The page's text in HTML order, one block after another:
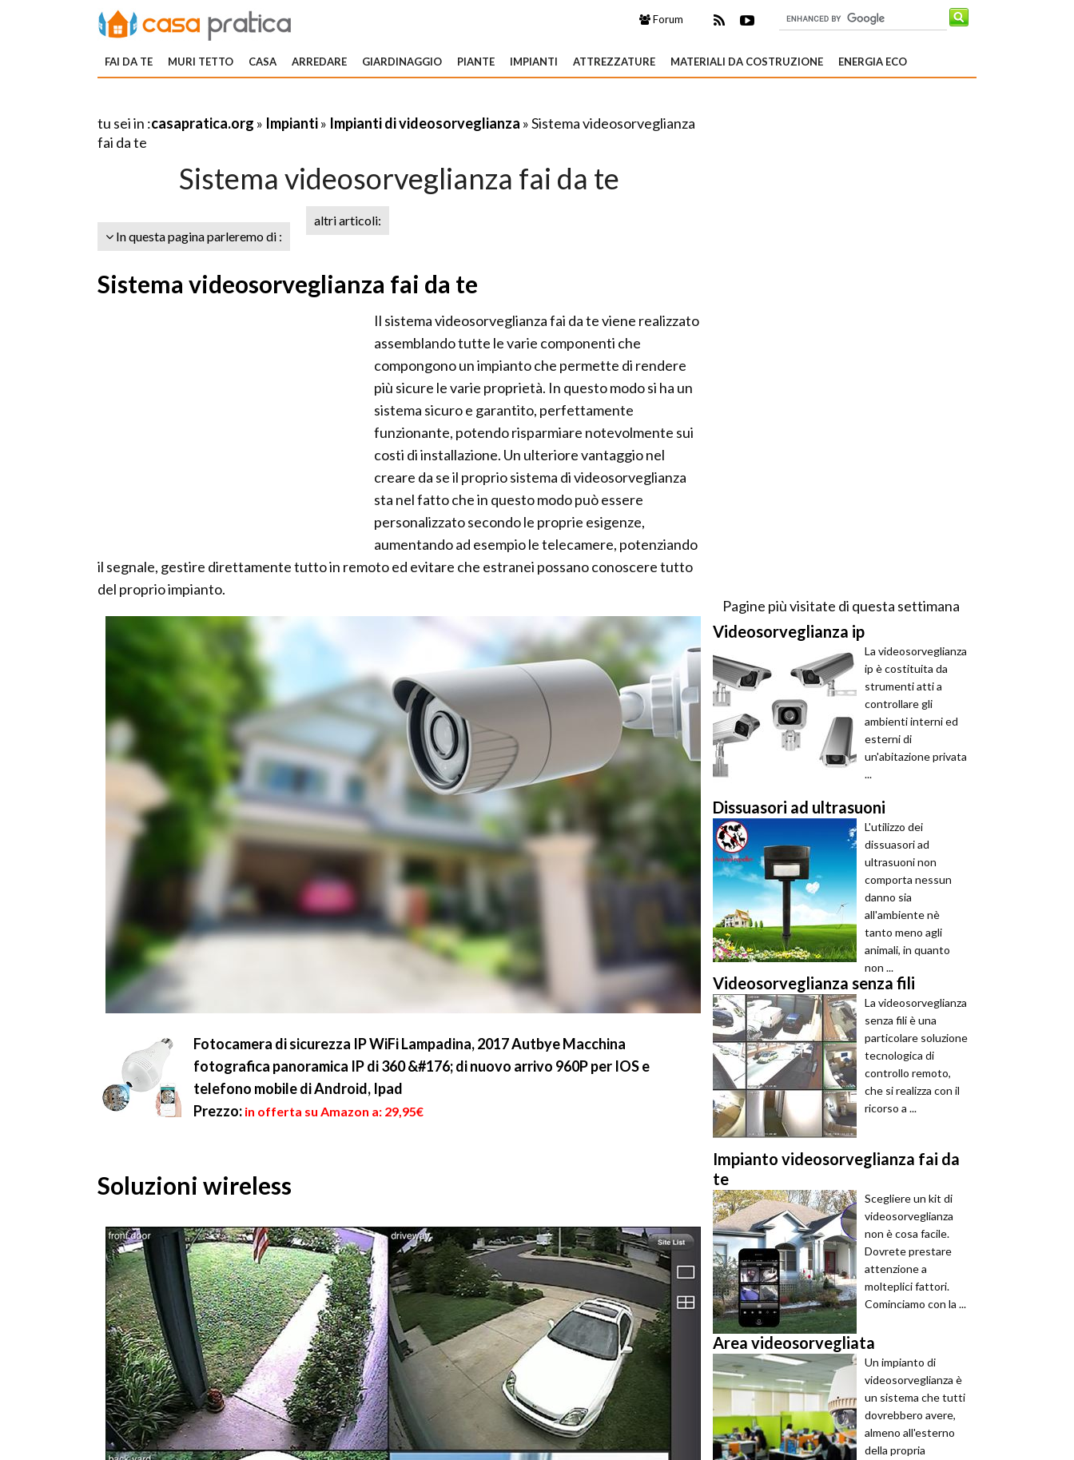
Forum
FAI DA TE MURI TETTO CASA ARREDARE GIARDINAGGIO PIANTE IMPIANTI ATTREZZATURE MATERIALI DA COSTRUZIONE ENERGIA ECO
tu sei in :casapratica.org » Impianti» Impianti di videosorveglianza » Sistema videosorveglianza
fai da te
Sistema videosorveglianza fai da te
In questa pagina parleremo di :
altri articoli:
Sistema videosorveglianza fai da te
Il sistema videosorveglianza fai da te viene realizzato
assemblando tutte le varie componenti che
compongono un impianto che permette di rendere
più sicure le varie proprietà. In questo modo si ha un
sistema sicuro e garantito, perfettamente
funzionante, potendo risparmiare notevolmente sui
costi di installazione. Un ulteriore vantaggio nel
creare da se il proprio sistema di videosorveglianza
sta nel fatto che in questo modo può essere
personalizzato secondo le proprie esigenze,
aumentando ad esempio le telecamere, potenziando
il segnale, gestire direttamente tutto in remoto ed evitare che estranei possano conoscere tutto
del proprio impianto.
Fotocamera di sicurezza IP WiFi Lampadina, 2017 Autbye Macchina
fotografica panoramica IP di 360 &#176; di nuovo arrivo 960P per IOS e
telefono mobile di Android, Ipad
Prezzo: in offerta su Amazon a: 29,95€
Soluzioni wireless
Pagine più visitate di questa settimana
Videosorveglianza ip
La videosorveglianza
ip è costituita da
strumenti atti a
controllare gli
ambienti interni ed
esterni di
un'abitazione privata
...
Dissuasori ad ultrasuoni
L'utilizzo dei
dissuasori ad
ultrasuoni non
comporta nessun
danno sia
all'ambiente nè
tanto meno agli
animali, in quanto
non ...
Videosorveglianza senza fili
La videosorveglianza
senza fili è una
particolare soluzione
tecnologica di
controllo remoto,
che si realizza con il
ricorso a ...
Impianto videosorveglianza fai da
te
Scegliere un kit di
videosorveglianza
non è cosa facile.
Dovrete prestare
attenzione a
molteplici fattori.
Cominciamo con la ...
Area videosorvegliata
Un impianto di
videosorveglianza è
un sistema che tutti
dovrebbero avere,
almeno all'esterno
della propria